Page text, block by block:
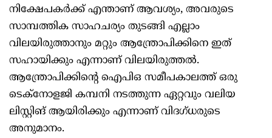
നിക്ഷേപകർക്ക് എന്താണ് ആവശ്യം, അവരുടെ
സാമ്പത്തിക സാഹചര്യം തുടങ്ങി എല്ലാം
വിലയിരുത്താനും മറ്റും ആന്ത്രോപിക്കിനെ ഇത്
സഹായിക്കും എന്നാണ് വിലയിരുത്തൽ.
ആന്ത്രോപിക്കിന്റെ ഐപിഒ സമീപകാലത്ത് ഒരു
ടെക്‌നോളജി കമ്പനി നടത്തുന്ന ഏറ്റവും വലിയ
ലിസ്റ്റിങ് ആയിരിക്കും എന്നാണ് വിദഗ്ധരുടെ
അനുമാനം.